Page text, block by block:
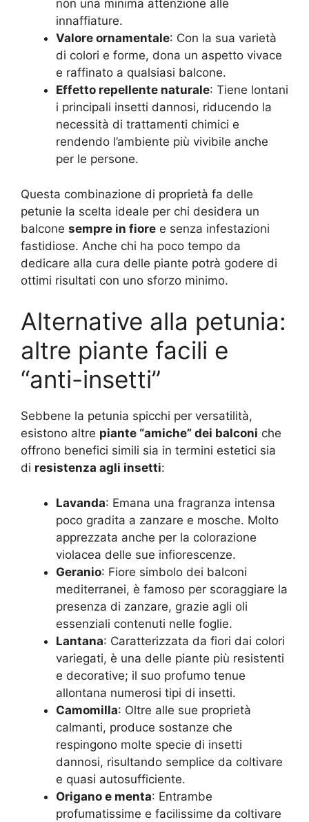
non una minima attenzione alle
innaffiature.
Valore ornamentale: Con la sua varietà
di colori e forme, dona un aspetto vivace
e raffinato a qualsiasi balcone.
Effetto repellente naturale: Tiene lontani
i principali insetti dannosi, riducendo la
necessità di trattamenti chimici e
rendendo l’ambiente più vivibile anche
per le persone.
Questa combinazione di proprietà fa delle
petunie la scelta ideale per chi desidera un
balcone sempre in fiore e senza infestazioni
fastidiose. Anche chi ha poco tempo da
dedicare alla cura delle piante potrà godere di
ottimi risultati con uno sforzo minimo.
Alternative alla petunia:
altre piante facili e
“anti-insetti”
Sebbene la petunia spicchi per versatilità,
esistono altre piante “amiche” dei balconi che
offrono benefici simili sia in termini estetici sia
di resistenza agli insetti:
Lavanda: Emana una fragranza intensa
poco gradita a zanzare e mosche. Molto
apprezzata anche per la colorazione
violacea delle sue infiorescenze.
Geranio: Fiore simbolo dei balconi
mediterranei, è famoso per scoraggiare la
presenza di zanzare, grazie agli oli
essenziali contenuti nelle foglie.
Lantana: Caratterizzata da fiori dai colori
variegati, è una delle piante più resistenti
e decorative; il suo profumo tenue
allontana numerosi tipi di insetti.
Camomilla: Oltre alle sue proprietà
calmanti, produce sostanze che
respingono molte specie di insetti
dannosi, risultando semplice da coltivare
e quasi autosufficiente.
Origano e menta: Entrambe
profumatissime e facilissime da coltivare